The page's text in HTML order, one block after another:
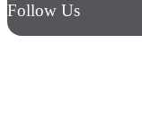
Follow Us